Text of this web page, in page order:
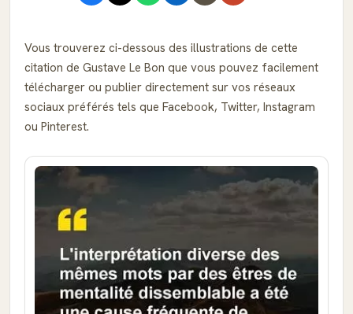
Vous trouverez ci-dessous des illustrations de cette
citation de Gustave Le Bon que vous pouvez facilement
télécharger ou publier directement sur vos réseaux
sociaux préférés tels que Facebook, Twitter, Instagram
ou Pinterest.